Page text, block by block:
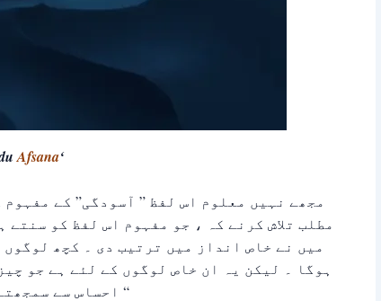
Afsana‘
مطلب تلاش کرنے کہ ، جو مفہوم اس لفظ کو
میں نے خاص انداز میں ترتیب دی ۔ کچھ
ہوگا ۔ لیکن یہ ان خاص لوگوں کے لئے ہے جو
احساس سے سمجھتے اور پرکھتے ہیں۔ “